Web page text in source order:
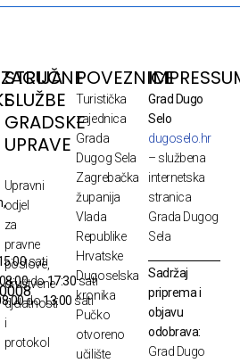
sati
08:00do17:30sati
do13:00 sati
STRUČNE
SLUŽBE
GRADSKE
UPRAVE
Upravni
odjel
za
pravne
poslove,
društvene
djelatnosti
i
protokol
POVEZNICE
Turistička
zajednica
Grada
Dugog Sela
Zagrebačka
županija
Vlada
Republike
Hrvatske
Dugoselska
kronika
Pučko
otvoreno
učilište
Grad Dugo
Selo
dugoselo.hr
– službena
internetska
stranica
Grada Dugog
Sela
Sadržaj
priprema i
objavu
odobrava:
Grad Dugo